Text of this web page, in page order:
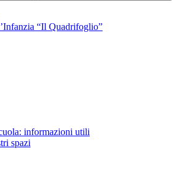
“Il Quadrifoglio”
informazioni utili
spazi